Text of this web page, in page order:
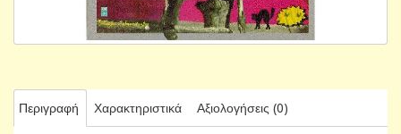
Περιγραφή Χαρακτηριστικά Αξιολογήσεις (0)